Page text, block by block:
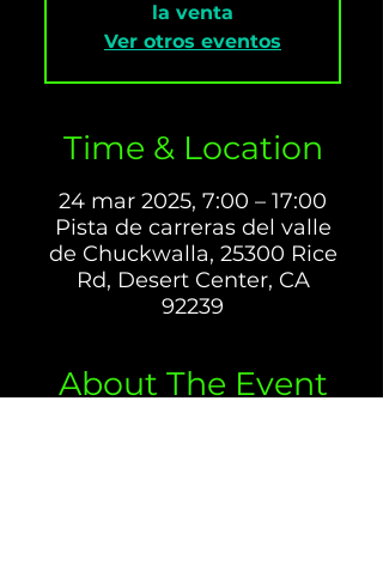
la venta
Ver otros eventos
Time & Location
24 mar 2025, 7:00 – 17:00
Pista de carreras del valle
de Chuckwalla, 25300 Rice
Rd, Desert Center, CA
92239
About The Event